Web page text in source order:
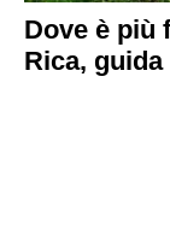
Dove è più
Rica,